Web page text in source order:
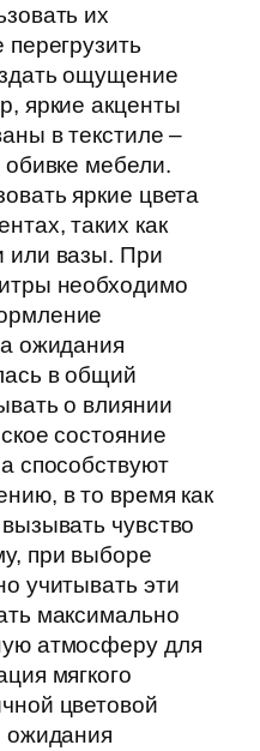
их
ощущение
яркие акценты
в текстиле –
мебели.
яркие цвета
таких как
или вазы. При
необходимо
ожидания
в общий
о влиянии
состояние
способствуют
в то время как
чувство
при выборе
учитывать эти
максимально
атмосферу для
мягкого
цветовой
ожидания